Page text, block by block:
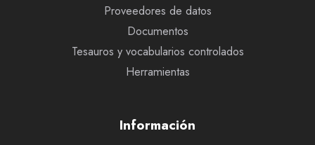
Proveedores de datos
Documentos
Tesauros y vocabularios controlados
Herramientas
Información